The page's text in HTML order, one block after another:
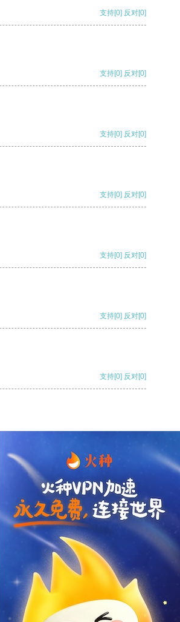
支持[0] 反对[0]
支持[0] 反对[0]
支持[0] 反对[0]
支持[0] 反对[0]
支持[0] 反对[0]
支持[0] 反对[0]
支持[0] 反对[0]
支持 [0] 反对 [0]
支持